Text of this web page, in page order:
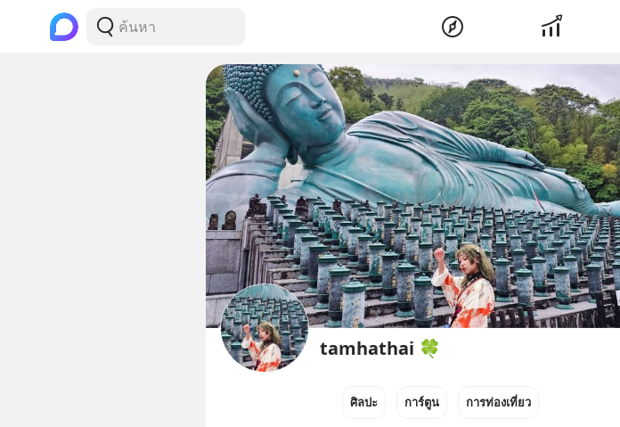
tamhathai 🍀
ศิลปะ การ์ตูน การท่องเที่ยว